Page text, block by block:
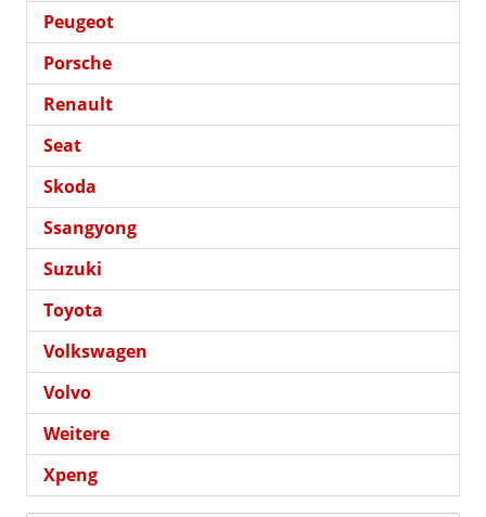
Peugeot
Porsche
Renault
Seat
Skoda
Ssangyong
Suzuki
Toyota
Volkswagen
Volvo
Weitere
Xpeng